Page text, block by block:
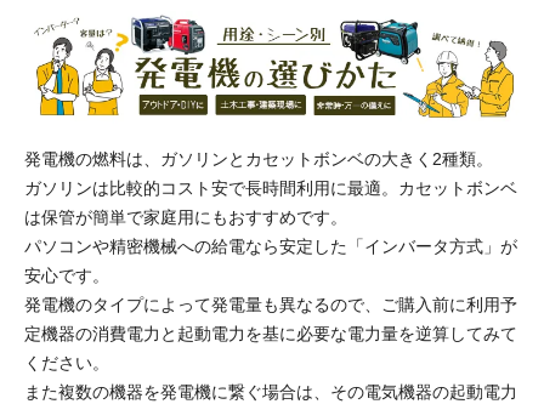
発電機の燃料は、ガソリンとカセットボンベの大きく2種類。
ガソリンは比較的コスト安で長時間利用に最適。カセットボンベ
は保管が簡単で家庭用にもおすすめです。
パソコンや精密機械への給電なら安定した「インバータ方式」が
安心です。
発電機のタイプによって発電量も異なるので、ご購入前に利用予
定機器の消費電力と起動電力を基に必要な電力量を逆算してみて
ください。
また複数の機器を発電機に繋ぐ場合は、その電気機器の起動電力